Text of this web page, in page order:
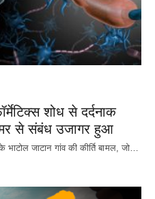
शोध से दर्दनाक
से संबंध उजागर हुआ
भाटोल जाटान गांव की कीर्ति बामल, जो…